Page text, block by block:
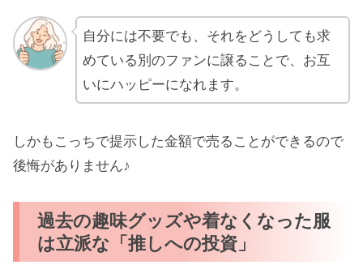
相手のアカウントが停止していたり退
会していると無効に
まとめ
自分には不要でも、それをどうしても求
めている別のファンに譲ることで、お互
いにハッピーになれます。
しかもこっちで提示した金額で売ることができるので
後悔がありません♪
過去の趣味グッズや着なくなった服
は立派な「推しへの投資」